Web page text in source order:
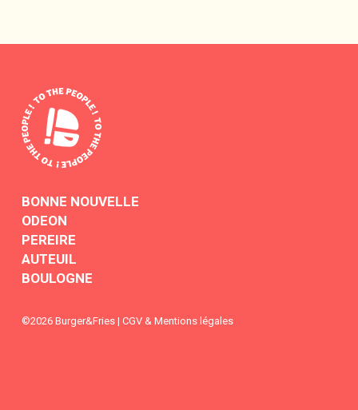
BONNE NOUVELLE
ODEON
PEREIRE
AUTEUIL
BOULOGNE
©2026 Burger&Fries | CGV& Mentions légales